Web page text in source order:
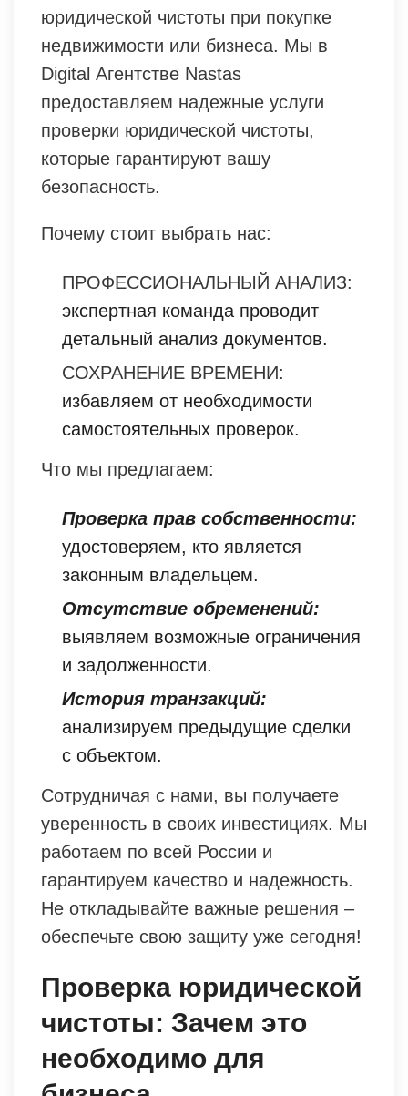
юридической чистоты при покупке
недвижимости или бизнеса. Мы в
Digital Агентстве Nastas
предоставляем надежные услуги
проверки юридической чистоты,
которые гарантируют вашу
безопасность.
Почему стоит выбрать нас:
ПРОФЕССИОНАЛЬНЫЙ АНАЛИЗ:
экспертная команда проводит
детальный анализ документов.
СОХРАНЕНИЕ ВРЕМЕНИ:
избавляем от необходимости
самостоятельных проверок.
Что мы предлагаем:
Проверка прав собственности:
удостоверяем, кто является
законным владельцем.
Отсутствие обременений:
выявляем возможные ограничения
и задолженности.
История транзакций:
анализируем предыдущие сделки
с объектом.
Сотрудничая с нами, вы получаете
уверенность в своих инвестициях. Мы
работаем по всей России и
гарантируем качество и надежность.
Не откладывайте важные решения –
обеспечьте свою защиту уже сегодня!
Проверка юридической
чистоты: Зачем это
необходимо для